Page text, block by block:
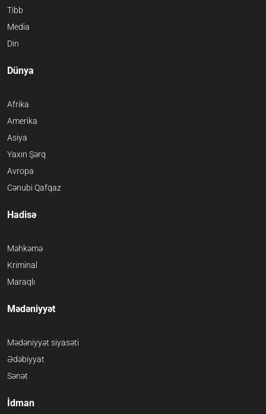
Tibb
Media
Din
Dünya
Afrika
Amerika
Asiya
Yaxın Şərq
Avropa
Cənubi Qafqaz
Hadisə
Məhkəmə
Kriminal
Maraqlı
Mədəniyyət
Mədəniyyət siyasəti
Ədəbiyyat
Sənət
İdman